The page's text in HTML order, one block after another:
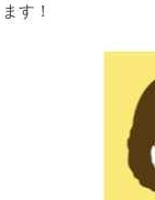
ます！